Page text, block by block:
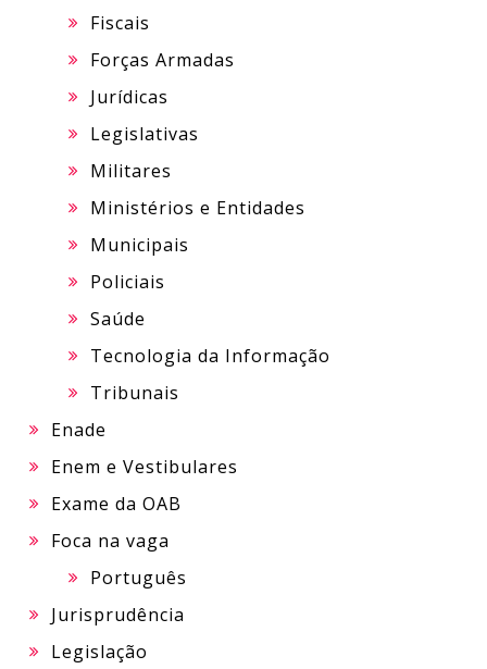
Fiscais
Forças Armadas
Jurídicas
Legislativas
Militares
Ministérios e Entidades
Municipais
Policiais
Saúde
Tecnologia da Informação
Tribunais
Enade
Enem e Vestibulares
Exame da OAB
Foca na vaga
Português
Jurisprudência
Legislação